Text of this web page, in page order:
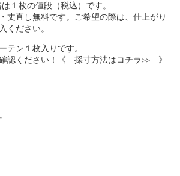
１枚の値段（税込）です。
丈直し無料です。ご希望の際は、仕上がり
ください。
テン１枚入りです。
認ください！
《 採寸方法はコチラ▹▹ 》